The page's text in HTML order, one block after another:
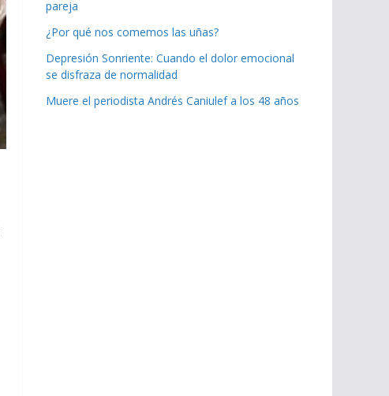
pareja
¿Por qué nos comemos las uñas?
Depresión Sonriente: Cuando el dolor emocional
se disfraza de normalidad
Muere el periodista Andrés Caniulef a los 48 años